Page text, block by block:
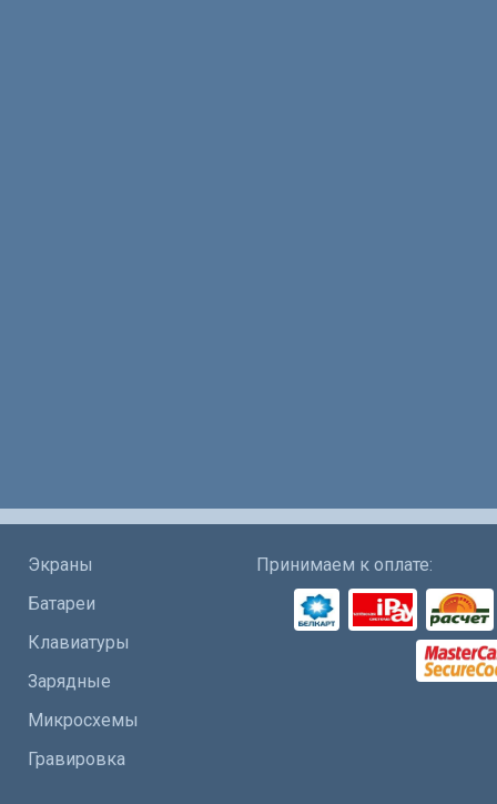
Экраны
Батареи
Клавиатуры
Зарядные
Микросхемы
Гравировка
Принимаем к оплате: